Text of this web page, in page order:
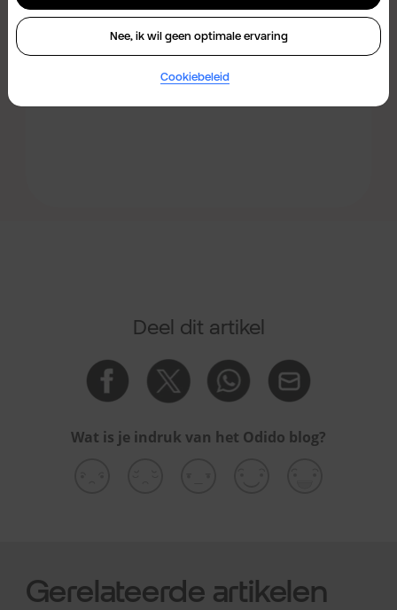
Ontdek ze hier.
Deel dit artikel
Wat is je indruk van het Odido blog?
Gerelateerde artikelen
Nee, ik wil geen optimale ervaring
Cookiebeleid